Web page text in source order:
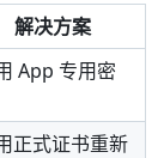
解决方案
App 专用密
正式证书重新